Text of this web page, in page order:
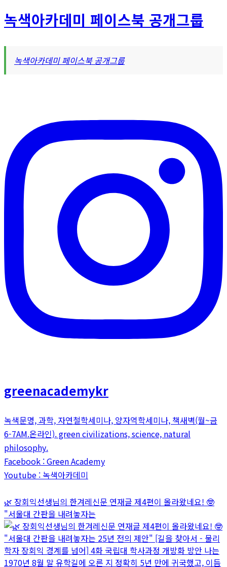
고
리
녹색아카데미 페이스북 공개그룹
녹색아카데미 페이스북 공개그룹
greenacademykr
녹색문명, 과학, 자연철학세미나, 양자역학세미나, 책새벽(월~금
6-7AM.온라인). green civilizations, science, natural
philosophy.
Facebook : Green Academy
Youtube : 녹색아카데미
🌿 장회익선생님의 한겨레신문 연재글 제4편이 올라왔네요! 🤓
"서울대 간판을 내려놓자는